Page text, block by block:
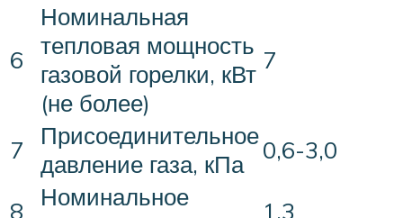
6
Номинальная
тепловая мощность
газовой горелки, кВт
(не более)
7
7
Присоединительное
давление газа, кПа
0,6-3,0
8
Номинальное
1,3